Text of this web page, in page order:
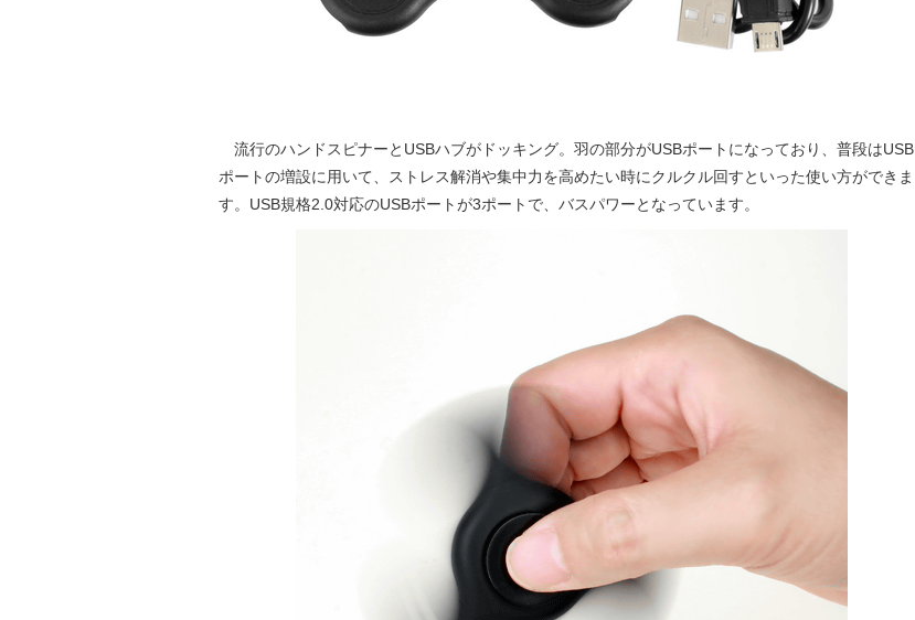
流行のハンドスピナーとUSBハブがドッキング。羽の部分がUSBポートになっており、普段はUSB
ポートの増設に用いて、ストレス解消や集中力を高めたい時にクルクル回すといった使い方ができま
す。USB規格2.0対応のUSBポートが3ポートで、バスパワーとなっています。